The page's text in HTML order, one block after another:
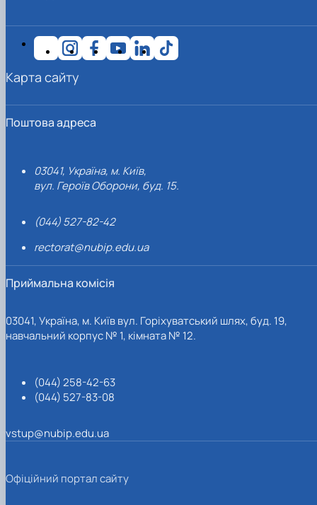
Поштова адреса
03041, Україна, м. Київ,
вул. Героїв Оборони, буд. 15.
(044) 527-82-42
rectorat@nubip.edu.ua
Приймальна комісія
03041, Україна, м. Київ вул. Горіхуватський шлях, буд. 19,
навчальний корпус № 1, кімната № 12.
(044) 258-42-63
(044) 527-83-08
vstup@nubip.edu.ua
Карта сайту
Офіційний портал сайту